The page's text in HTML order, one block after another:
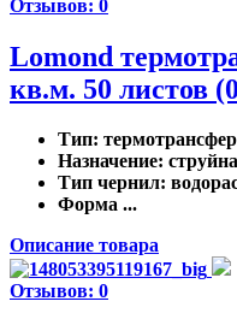
Отзывов: 0
Lomond
кв.м. 50 листов
Тип: термотрансфер
Назначение:
Тип чернил:
Форма ...
Описание товара
Отзывов: 0